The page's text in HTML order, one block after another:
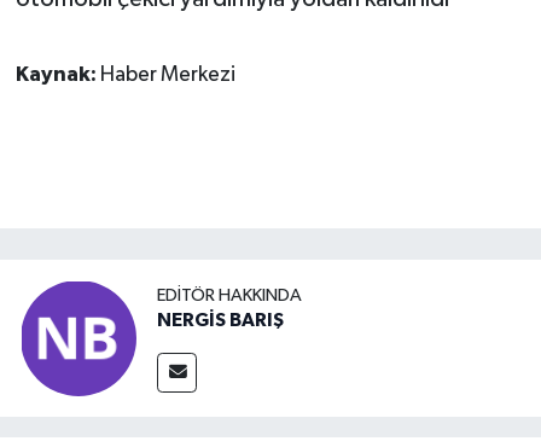
Kaynak: Haber Merkezi
EDITÖR HAKKINDA
NERGİS BARIŞ